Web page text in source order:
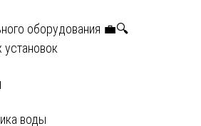
оборудования 💼🔍
воды